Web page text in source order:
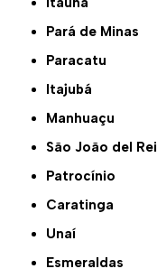
Pará de Minas
Paracatu
Itajubá
Manhuaçu
São João del Rei
Patrocínio
Caratinga
Unaí
Esmeraldas